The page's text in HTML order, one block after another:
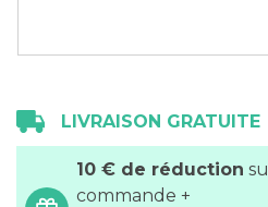
LIVRAISON GRATUITE
10 € de réduction
commande +